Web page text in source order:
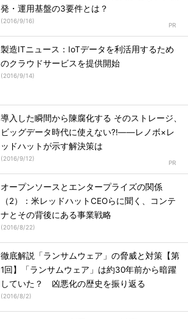
発・運用基盤の3要件とは？
(2016/9/16)
製造ITニュース：IoTデータを利活用するため
のクラウドサービスを提供開始
(2016/9/14)
導入した瞬間から陳腐化する そのストレージ、
ビッグデータ時代に使えない?!――レノボ×レ
ッドハットが示す解決策は
(2016/9/12)
オープンソースとエンタープライズの関係
（2）：米レッドハットCEOらに聞く、コンテ
ナとその背後にある事業戦略
(2016/8/22)
徹底解説「ランサムウェア」の脅威と対策【第
1回】「ランサムウェア」は約30年前から暗躍
していた？ 凶悪化の歴史を振り返る
(2016/8/2)